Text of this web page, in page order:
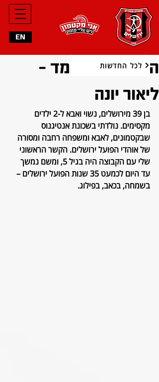
EN
הכר את המועמד -
ליאור יונה
בן 39 מירושלים, נשוי ואבא ל-2 ילדים
מקסימים. נולדתי בשכונת אנטיגנוס
שבקטמונים, לאבא ומשפחה רחבה ומסורה
של אוהדי הפועל ירושלים. הקשר הראשוני
שלי עם הקבוצה היה בגיל 5, ומשם נמשך
עד היום לכמעט 35 שנות הפועל ירושלים –
בשמחה, בכאב, בפילוג.
לכל החדשות